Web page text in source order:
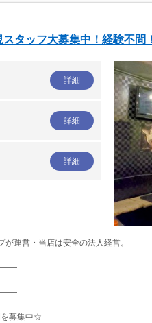
タッフ大募集中！経験不問
詳細
詳細
詳細
運営・当店は安全の法人経営。
を募集中☆